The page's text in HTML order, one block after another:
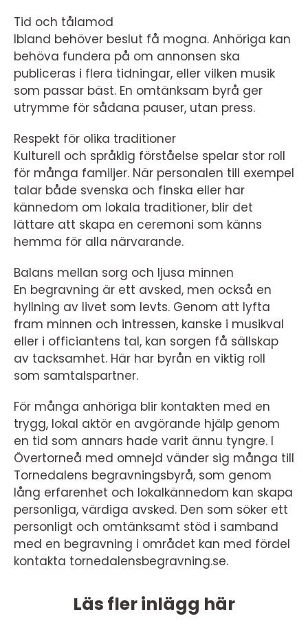
Tid och tålamod
Ibland behöver beslut få mogna. Anhöriga kan
behöva fundera på om annonsen ska
publiceras i flera tidningar, eller vilken musik
som passar bäst. En omtänksam byrå ger
utrymme för sådana pauser, utan press.
Respekt för olika traditioner
Kulturell och språklig förståelse spelar stor roll
för många familjer. När personalen till exempel
talar både svenska och finska eller har
kännedom om lokala traditioner, blir det
lättare att skapa en ceremoni som känns
hemma för alla närvarande.
Balans mellan sorg och ljusa minnen
En begravning är ett avsked, men också en
hyllning av livet som levts. Genom att lyfta
fram minnen och intressen, kanske i musikval
eller i officiantens tal, kan sorgen få sällskap
av tacksamhet. Här har byrån en viktig roll
som samtalspartner.
För många anhöriga blir kontakten med en
trygg, lokal aktör en avgörande hjälp genom
en tid som annars hade varit ännu tyngre. I
Övertorneå med omnejd vänder sig många till
Tornedalens begravningsbyrå, som genom
lång erfarenhet och lokalkännedom kan skapa
personliga, värdiga avsked. Den som söker ett
personligt och omtänksamt stöd i samband
med en begravning i området kan med fördel
kontakta tornedalensbegravning.se.
Läs fler inlägg här